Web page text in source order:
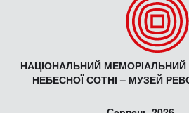
НАЦІОНАЛЬНИЙ МЕМОРІАЛЬНИЙ
НЕБЕСНОЇ СОТНІ – МУЗЕЙ